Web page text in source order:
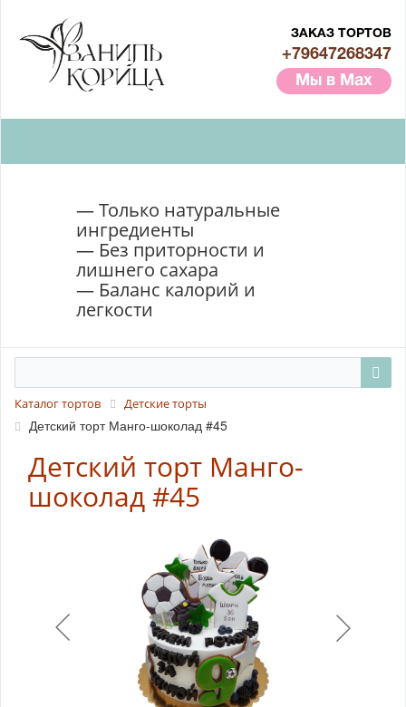
ЗАКАЗ ТОРТОВ
+79647268347
Мы в Max
— Только натуральные
ингредиенты
— Без приторности и
лишнего сахара
— Баланс калорий и
легкости
Каталог тортов Детские торты
Детский торт Манго-шоколад #45
Детский торт Манго-
шоколад #45